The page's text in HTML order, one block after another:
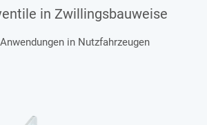
in Zwillingsbauweise
in Nutzfahrzeugen